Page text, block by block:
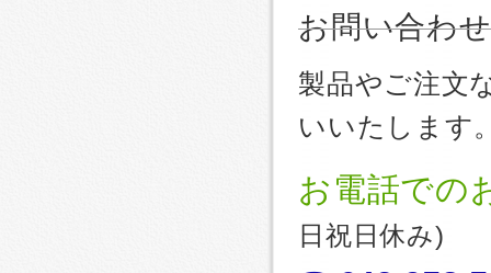
お問い合わせ
製品やご注文
いいたします
お電話での
日祝日休み)